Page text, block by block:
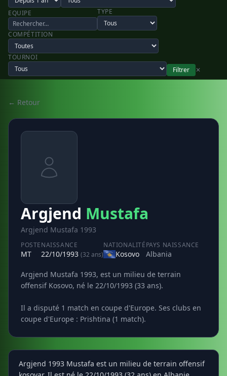
EQUIPE TYPE
COMPÉTITION
TOURNOI
Filtrer
✕
← Retour
Argjend Mustafa
Argjend Mustafa 1993
POSTE
MT
NAISSANCE
22/10/1993 (32 ans)
NATIONALITÉ
Kosovo
PAYS NAISSANCE
Albania
Argjend Mustafa 1993, est un milieu de terrain
offensif Kosovo, né le 22/10/1993 (33 ans).
Il a disputé 1 match en coupe d'Europe. Ses clubs en
coupe d'Europe : Prishtina (1 match).
Argjend 1993 Mustafa est un milieu de terrain offensif